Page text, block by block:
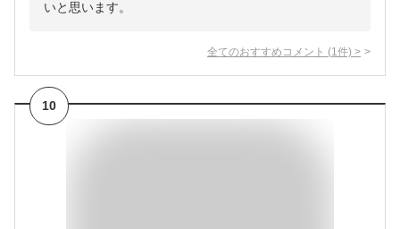
いと思います。
全てのおすすめコメント (1 件) >
10